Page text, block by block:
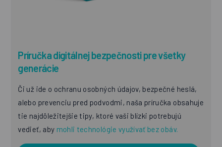
Príručka digitálnej bezpečnosti pre všetky
generácie
Či už ide o ochranu osobných údajov, bezpečné heslá,
alebo prevenciu pred podvodmi, naša príručka obsahuje
tie najdôležitejšie tipy, ktoré vaši blízki potrebujú
vedieť, aby mohli technológie využívať bez obáv.